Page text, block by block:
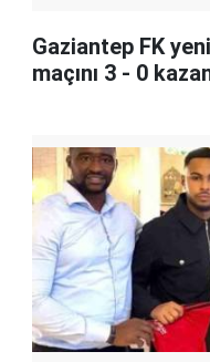
Gaziantep FK
maçını 3 - 0